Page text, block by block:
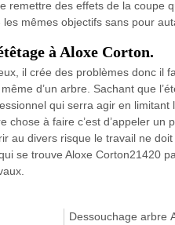
remettre des effets de la coupe
mêmes objectifs sans pour
à Aloxe Corton.
il crée des problèmes donc il
d’un arbre. Sachant que
qui serra agir en limitant
chose à faire c’est d’appeler un
au divers risque le travail ne
se trouve Aloxe Corton21420
Dessouchage arbre